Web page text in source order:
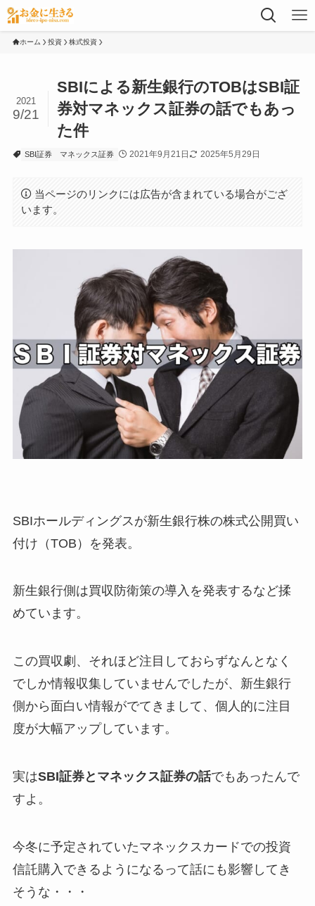
ホーム 投資 株式投資
SBIによる新生銀行のTOBはSBI証
券対マネックス証券の話でもあっ
た件
2021
9/21
SBI証券 マネックス証券 2021年9月21日 2025年5月29日
当ページのリンクには広告が含まれている場合がござ
います。
SBIホールディングスが新生銀行株の株式公開買い
付け（TOB）を発表。
新生銀行側は買収防衛策の導入を発表するなど揉
めています。
この買収劇、それほど注目しておらずなんとなく
でしか情報収集していませんでしたが、新生銀行
側から面白い情報がでてきまして、個人的に注目
度が大幅アップしています。
実はSBI証券とマネックス証券の話でもあったんで
すよ。
今冬に予定されていたマネックスカードでの投資
信託購入できるようになるって話にも影響してき
そうな・・・